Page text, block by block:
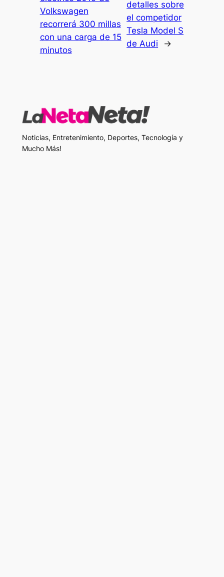
Volkswagen
recorrerá 300 millas
con una carga de 15
minutos
detalles sobre
el competidor
Tesla Model S
de Audi
→
Noticias, Entretenimiento, Deportes, Tecnología y
Mucho Más!